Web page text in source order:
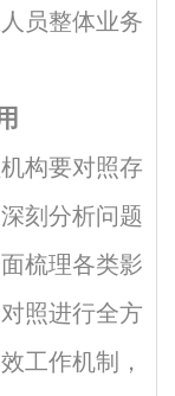
员整体业务
构要对照存
刻分析问题
梳理各类影
照进行全方
工作机制，